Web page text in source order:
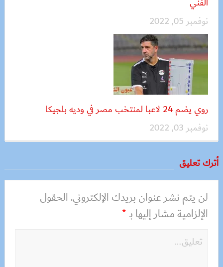
نوفمبر 05, 2022
روي يضم 24 لاعبا لمنتخب مصر في وديه بلجيكا
نوفمبر 03, 2022
أترك تعليق
لن يتم نشر عنوان بريدك الإلكتروني.الحقول
الإلزامية مشار إليها بـ*